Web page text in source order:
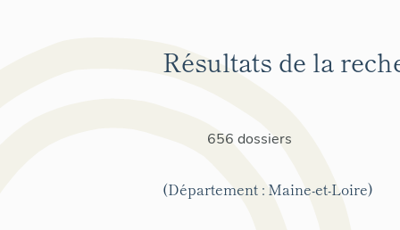
Résultats de la
656 dossiers
(Département : Maine-et-Loire)